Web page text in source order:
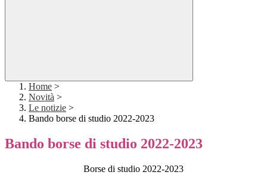
Home >
Novità >
Le notizie >
Bando borse di studio 2022-2023
Bando borse di studio 2022-2023
Borse di studio 2022-2023